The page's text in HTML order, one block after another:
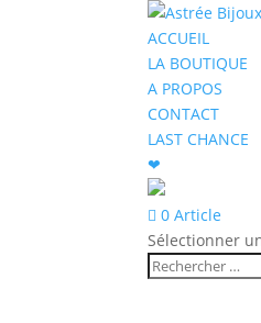
ACCUEIL
LA BOUTIQUE
A PROPOS
CONTACT
LAST CHANCE
❤
0 Article
Sélectionner